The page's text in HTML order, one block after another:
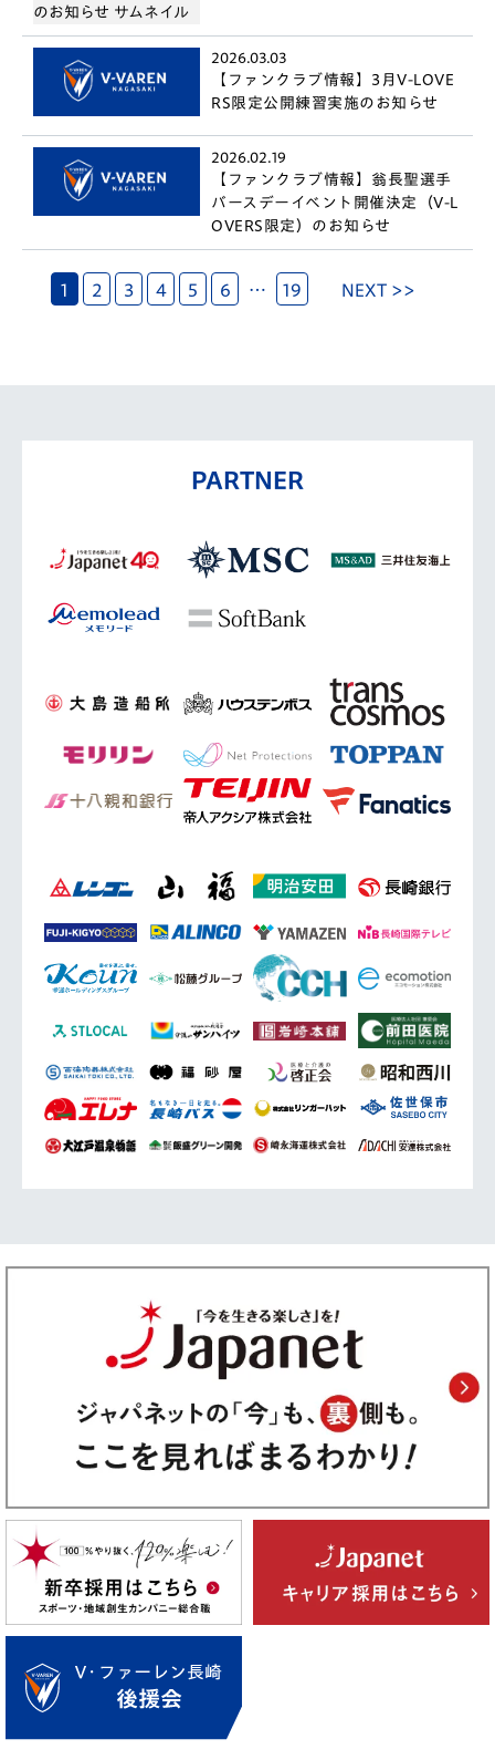
2026.03.03
【ファンクラブ情報】3月V-LOVE
RS限定公開練習実施のお知らせ
2026.02.19
【ファンクラブ情報】翁長聖選手
バースデーイベント開催決定（V-L
OVERS限定）のお知らせ
1 2 3 4 5 6 … 19 NEXT >>
PARTNER